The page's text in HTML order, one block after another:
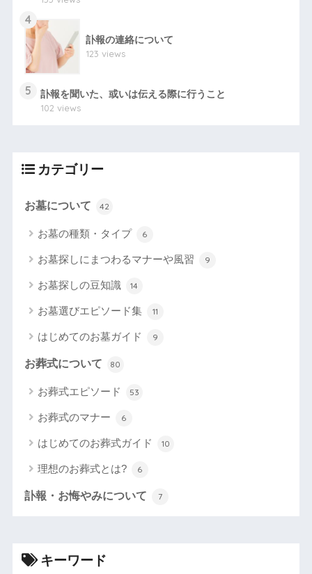
4
訃報の連絡について
123 views
5
訃報を聞いた、或いは伝える際に行うこと
102 views
カテゴリー
お墓について 42
お墓の種類・タイプ 6
お墓探しにまつわるマナーや風習 9
お墓探しの豆知識 14
お墓選びエピソード集 11
はじめてのお墓ガイド 9
お葬式について 80
お葬式エピソード 53
お葬式のマナー 6
はじめてのお葬式ガイド 10
理想のお葬式とは? 6
訃報・お悔やみについて 7
キーワード